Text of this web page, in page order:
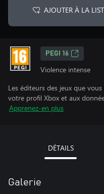
AJOUTER À LA
PEGI 16
Violence intense
Les éditeurs des jeux que
votre profil Xbox et aux
Apprenez-en plus
DÉTAILS
Galerie